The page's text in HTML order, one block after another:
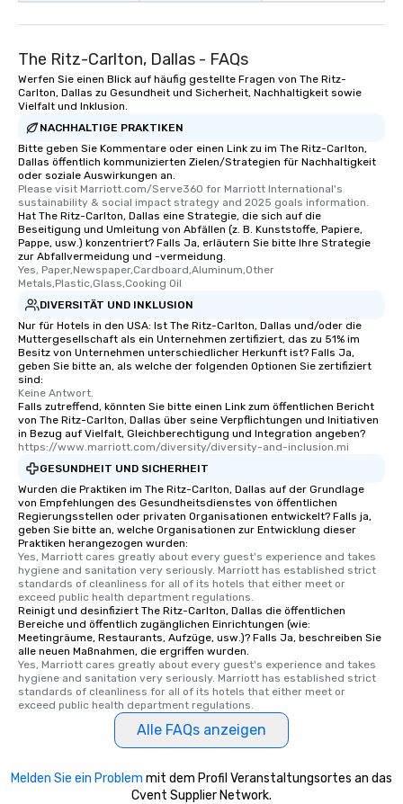
from the restaurant
be printed featuring
For added ease, we
transportation pick-
experience, we can
glittering lights of The
Memorable
Smacking Foodie
to gather and dine
last. It’s an
will reminisce about
leave. Location, Location, Location
convenient and
experience is
restaurants are within
members a chance to
networking
heading to the next
itinerary. You Get a Dinner and a Show
Our tours offer an
entertainment. All
knowledgeable,
who leads the group
offering engaging
fascinating stories.
interactive
ensuring there is
Different Types of
several renowned
The Ritz-Carlton, Dallas - FAQs
Werfen Sie einen Blick auf häufig gestellte Fragen von The Ritz-
Carlton, Dallas zu Gesundheit und Sicherheit, Nachhaltigkeit sowie
Vielfalt und Inklusion.
NACHHALTIGE PRAKTIKEN
Bitte geben Sie Kommentare oder einen Link zu im The Ritz-Carlton,
Dallas öffentlich kommunizierten Zielen/Strategien für Nachhaltigkeit
oder soziale Auswirkungen an.
Please visit Marriott.com/Serve360 for Marriott International's
sustainability & social impact strategy and 2025 goals information.
Hat The Ritz-Carlton, Dallas eine Strategie, die sich auf die
Beseitigung und Umleitung von Abfällen (z. B. Kunststoffe, Papiere,
Pappe, usw.) konzentriert? Falls Ja, erläutern Sie bitte Ihre Strategie
zur Abfallvermeidung und -vermeidung.
Yes, Paper,Newspaper,Cardboard,Aluminum,Other
Metals,Plastic,Glass,Cooking Oil
DIVERSITÄT UND INKLUSION
Nur für Hotels in den USA: Ist The Ritz-Carlton, Dallas und/oder die
Muttergesellschaft als ein Unternehmen zertifiziert, das zu 51% im
Besitz von Unternehmen unterschiedlicher Herkunft ist? Falls Ja,
geben Sie bitte an, als welche der folgenden Optionen Sie zertifiziert
sind:
Keine Antwort.
Falls zutreffend, könnten Sie bitte einen Link zum öffentlichen Bericht
von The Ritz-Carlton, Dallas über seine Verpflichtungen und Initiativen
in Bezug auf Vielfalt, Gleichberechtigung und Integration angeben?
https://www.marriott.com/diversity/diversity-and-inclusion.mi
GESUNDHEIT UND SICHERHEIT
Wurden die Praktiken im The Ritz-Carlton, Dallas auf der Grundlage
von Empfehlungen des Gesundheitsdienstes von öffentlichen
Regierungsstellen oder privaten Organisationen entwickelt? Falls ja,
geben Sie bitte an, welche Organisationen zur Entwicklung dieser
Praktiken herangezogen wurden:
Yes, Marriott cares greatly about every guest's experience and takes
hygiene and sanitation very seriously. Marriott has established strict
standards of cleanliness for all of its hotels that either meet or
exceed public health department regulations.
Reinigt und desinfiziert The Ritz-Carlton, Dallas die öffentlichen
Bereiche und öffentlich zugänglichen Einrichtungen (wie:
Meetingräume, Restaurants, Aufzüge, usw.)? Falls Ja, beschreiben Sie
alle neuen Maßnahmen, die ergriffen wurden.
Yes, Marriott cares greatly about every guest's experience and takes
hygiene and sanitation very seriously. Marriott has established strict
standards of cleanliness for all of its hotels that either meet or
exceed public health department regulations.
Alle FAQs anzeigen
Melden Sie ein Problem mit dem Profil Veranstaltungsortes an das
Cvent Supplier Network.